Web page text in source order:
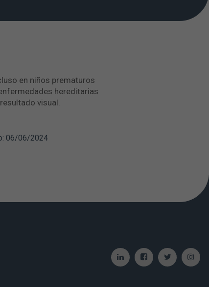
en niños prematuros
hereditarias
visual.
06/06/2024